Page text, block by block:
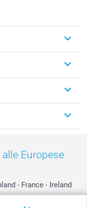
Europese
- France - Ireland
- Suisse -